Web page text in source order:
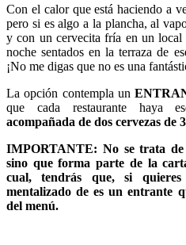
Con el calor que está haciendo a
pero si es algo a la plancha, al
y con un cervecita fría en un
noche sentados en la terraza de
¡No me digas que no es una
La opción contempla un
que cada restaurante haya
acompañada de dos cervezas de
IMPORTANTE: No se trata
sino que forma parte de la
cual, tendrás que, si
mentalizado de es un entrante
del menú.